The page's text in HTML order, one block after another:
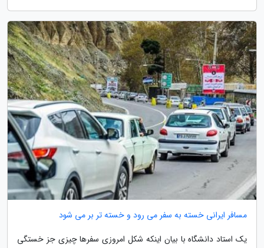
مسافر ایرانی خسته به سفر می رود و خسته تر بر می شود
یک استاد دانشگاه با بیان اینکه شکل امروزی سفرها چیزی جز خستگی